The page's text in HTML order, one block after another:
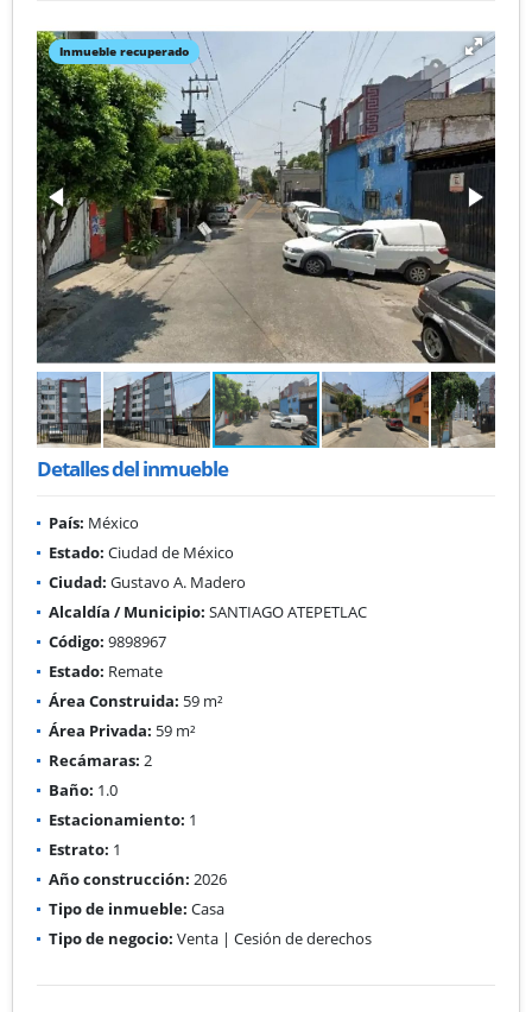
Inmueble recuperado
Detalles del inmueble
País: México
Estado: Ciudad de México
Ciudad: Gustavo A. Madero
Alcaldía / Municipio: SANTIAGO ATEPETLAC
Código: 9898967
Estado: Remate
Área Construida: 59 m²
Área Privada: 59 m²
Recámaras: 2
Baño: 1.0
Estacionamiento: 1
Estrato: 1
Año construcción: 2026
Tipo de inmueble: Casa
Tipo de negocio: Venta | Cesión de derechos